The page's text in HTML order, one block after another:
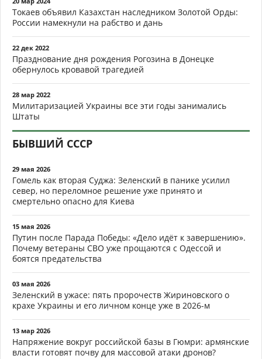
Токаев объявил Казахстан наследником Золотой Орды:
России намекнули на рабство и дань
22 дек 2022
Празднование дня рождения Рогозина в Донецке
обернулось кровавой трагедией
28 мар 2022
Милитаризацией Украины все эти годы занимались
Штаты
БЫВШИЙ СССР
29 мая 2026
Гомель как вторая Суджа: Зеленский в панике усилил
север, но переломное решение уже принято и
смертельно опасно для Киева
15 мая 2026
Путин после Парада Победы: «Дело идёт к завершению».
Почему ветераны СВО уже прощаются с Одессой и
боятся предательства
03 мая 2026
Зеленский в ужасе: пять пророчеств Жириновского о
крахе Украины и его личном конце уже в 2026-м
13 мар 2026
Напряжение вокруг российской базы в Гюмри: армянские
власти готовят почву для массовой атаки дронов?